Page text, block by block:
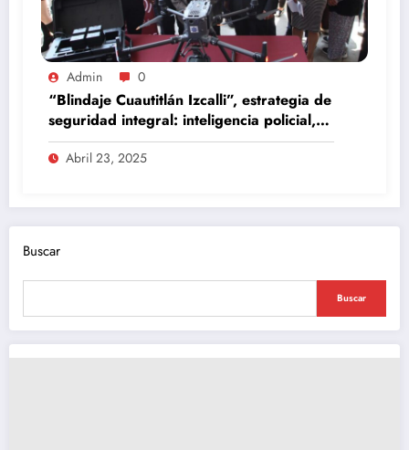
Admin 0
“Blindaje Cuautitlán Izcalli”, estrategia de
seguridad integral: inteligencia policial,
participación ciudadana y tecnología de
última generación
Abril 23, 2025
Buscar
Buscar